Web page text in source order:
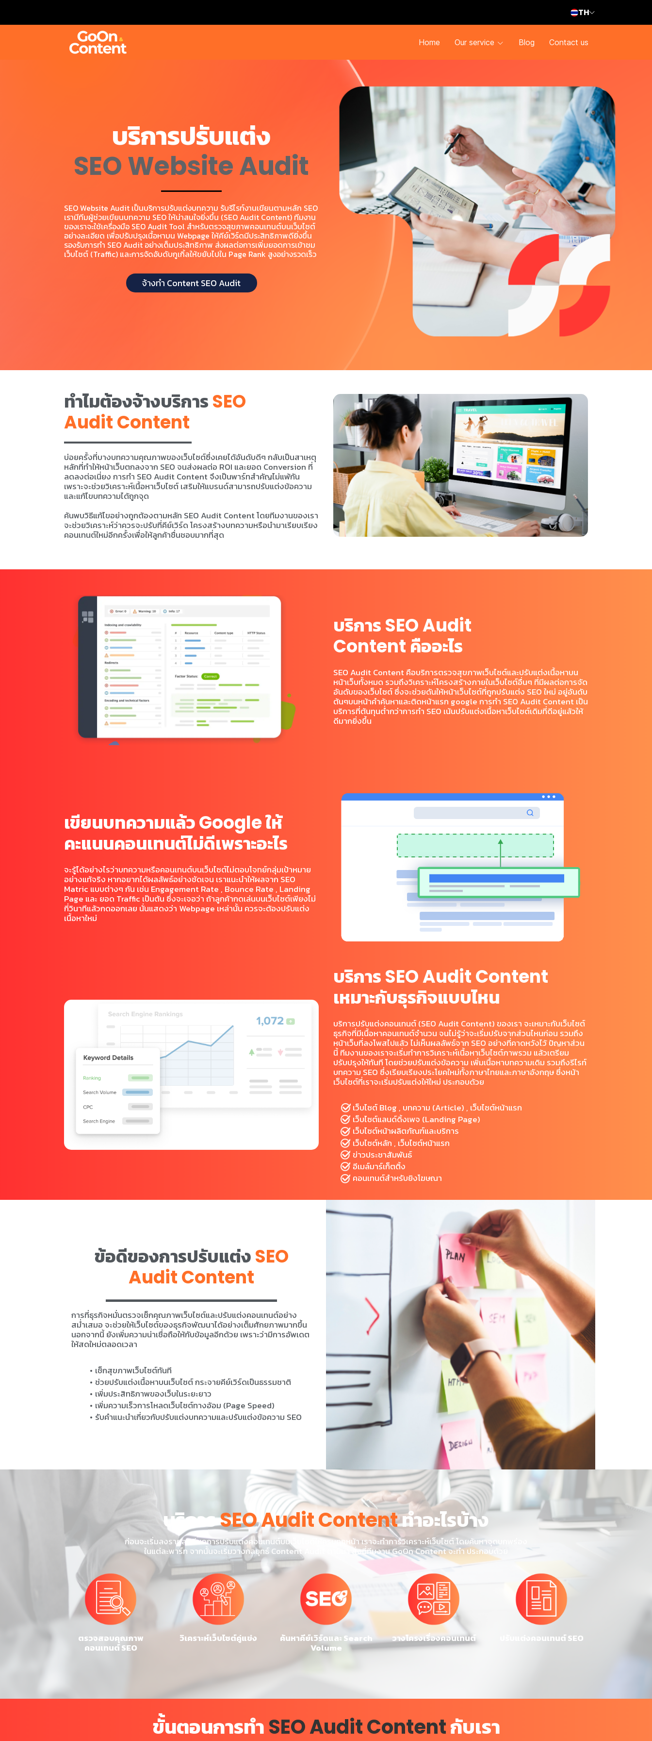
TH
Home Our service Blog Contact us
บริการปรับแต่ง
SEO Website Audit
SEO Website Audit เป็นบริการปรับแต่งบทความ รับรีไรท์งานเขียนตามหลัก SEO
เรามีทีมผู้ช่วยเขียนบทความ SEO ให้น่าสนใจยิ่งขึ้น (SEO Audit Content) ทีมงาน
ของเราจะใช้เครื่องมือ SEO Audit Tool สำหรับตรวจสุขภาพคอนเทนต์บนเว็บไซต์
อย่างละเอียด เพื่อปรับปรุงเนื้อหาบน Webpage ให้คีย์เวิร์ดมีประสิทธิภาพดียิ่งขึ้น
รองรับการทำ SEO Audit อย่างเต็มประสิทธิภาพ ส่งผลต่อการเพิ่มยอดการเข้าชม
เว็บไซต์ (Traffic) และการจัดอับดับกูเกิ้ลให้ขยับไปใน Page Rank สูง อย่างรวดเร็ว
จ้างทำ Content SEO Audit
ทำไมต้องจ้างบริการSEO
Audit Content
บ่อยครั้งที่บางบทความคุณภาพของเว็บไซต์ซึ่งเคยได้อันดับดีๆ กลับเป็นสาเหตุ
หลักที่ทำให้หน้าเว็บตกลงจาก SEO จนส่งผลต่อ ROI และยอด Conversion ที่
ลดลงต่อเนี่ยง การทำ SEO Audit Content จึงเป็นพาร์ทสำคัญไม่แพ้กัน
เพราะจะช่วยวิเคราะห์เนื้อหาเว็บไซต์ เสริมให้แบรนด์สามารถปรับแต่งข้อความ
และแก้ไขบทความได้ถูกจุด
ค้นพบวิธีแก้ไขอย่างถูกต้องตามหลัก SEO Audit Content โดยทีมงานของเรา
จะช่วยวิเคราะห์ว่าควรจะปรับที่คีย์เวิร์ด โครงสร้างบทความหรือนำมาเรียบเรียง
คอนเทนต์ใหม่อีกครั้ง เพื่อให้ลูกค้าชื่นชอบมากที่สุด
บริการSEO Audit
Content คืออะไร
SEO Audit Content คือบริการตรวจสุขภาพเว็บไซต์และปรับแต่งเนื้อหาบน
หน้าเว็บทั้งหมด รวมถึงวิเคราะห์โครงสร้างภายในเว็บไซต์อื่นๆ ที่มีผลต่อการจัด
อันดับของเว็บไซต์ ซึ่งจะช่วยดันให้หน้าเว็บไซต์ที่ถูกปรับแต่ง SEO ใหม่ อยู่อันดับ
ต้นๆบนหน้าคำค้นหาและติดหน้าแรก google การทำ SEO Audit Content เป็น
บริการที่ต้นทุนต่ำกว่าการทำ SEO เน้นปรับแต่งเนื้อหาเว็บไซต์เดิมที่ดีอยู่แล้วให้
ดีมากยิ่งขึ้น
เขียนบทความแล้วGoogleให้
คะแนนคอนเทนต์ไม่ดีเพราะอะไร
จะรู้ได้อย่างไรว่าบทความหรือคอนเทนต์บนเว็บไซต์ไม่ตอบโจทย์กลุ่มเป้าหมาย
อย่างแท้จริง หากอยากได้ผลลัพธ์อย่างชัดเจน เราแนะนำให้ผลจาก SEO
Matric แบบต่างๆ กัน เช่น Engagement Rate , Bounce Rate , Landing
Page และ ยอด Traffic เป็นต้น ซึ่งจะเจอว่า ถ้าลูกค้ากดเล่นบนเว็บไซต์เพียงไม่
กี่วินาทีแล้วกดออกเลย นั่นแสดงว่า Webpage เหล่านั้น ควรจะต้องปรับแต่ง
เนื้อหาใหม่
บริการSEO Audit Content
เหมาะกับธุรกิจแบบไหน
บริการปรับแต่งคอนเทนต์ (SEO Audit Content) ของเรา จะเหมาะกับเว็บไซต์
ธุรกิจที่มีเนื้อหาคอนเทนต์จำนวน จนไม่รู้ว่าจะเริ่มปรับจากส่วนไหนก่อน รวมถึง
หน้าเว็บที่ลงโพสไปแล้ว ไม่เห็นผลลัพธ์จาก SEO อย่างที่คาดหวังไว้ ปัญหาส่วน
นี้ ทีมงานของเราจะเริ่มทำการวิเคราะห์เนื้อหาเว็บไซต์ภาพรวม แล้วเตรียม
ปรับปรุงให้ทันที โดยช่วยปรับแต่งข้อความ เพิ่มเนื้อหาบทความเดิม รวมถึงรีไรท์
บทความ SEO ซึ่งเรียบเรียงประโยคใหม่ทั้งภาษาไทยและภาษาอังกฤษ ซึ่งหน้า
เว็บไซต์ที่เราจะเริ่มปรับแต่งให้ใหม่ ประกอบด้วย
เว็บไซต์ Blog , บทความ (Article) , เว็บไซต์หน้าแรก
เว็บไซต์แลนด์ดิ้งเพจ (Landing Page)
เว็บไซต์หน้าผลิตภัณฑ์และบริการ
เว็บไซต์หลัก , เว็บไซต์หน้าแรก
ข่าวประชาสัมพันธ์
อีเมล์มาร์เก็ตติ้ง
คอนเทนต์สำหรับยิงโฆษณา
ข้อดีของการปรับแต่งSEO
Audit Content
การที่ธุรกิจหมั่นตรวจเช็กคุณภาพเว็บไซต์และปรับแต่งคอนเทนต์อย่าง
สม่ำเสมอ จะช่วยให้เว็บไซต์ของธุรกิจพัฒนาได้อย่างเต็มศักยภาพมากขึ้น
นอกจากนี้ ยังเพิ่มความน่าเชื่อถือให้กับข้อมูลอีกด้วย เพราะว่ามีการอัพเดต
ให้สดใหม่ตลอดเวลา
เช็กสุขภาพเว็บไซต์ทันที
ช่วยปรับแต่งเนื้อหาบนเว็บไซต์ กระจายคีย์เวิร์ดเป็นธรรมชาติ
เพิ่มประสิทธิภาพของเว็บในระยะยาว
เพิ่มความเร็วการโหลดเว็บไซต์ทางอ้อม (Page Speed)
รับคำแนะนำเกี่ยวกับปรับแต่งบทความและปรับแต่งข้อความ SEO
บริการSEO Audit Contentทำอะไรบ้าง
ก่อนจะเริ่มลงรายละเอียดการปรับแต่งคอนเทนต์บนเว็บไซต์ให้ครบทุกหน้า เราจะทำการวิเคราะห์เว็บไซต์ โดยค้นหาจุดบกพร่อง
ในแต่ละพาร์ท จากนั้นจะเริ่มวางกลยุทธ์ Content Audit ตามมา สิ่งที่ทีมงาน GoOn Content จะทำ ประกอบด้วย
ตรวจสอบคุณภาพ
คอนเทนต์ SEO
วิเคราะห์เว็บไซต์คู่แข่ง ค้นหาคีย์เวิร์ดและ Search
Volume
วางโครงเรื่องคอนเทนต์ ปรับแต่งคอนเทนต์ SEO
ขั้นตอนการทำSEO Audit Contentกับเรา